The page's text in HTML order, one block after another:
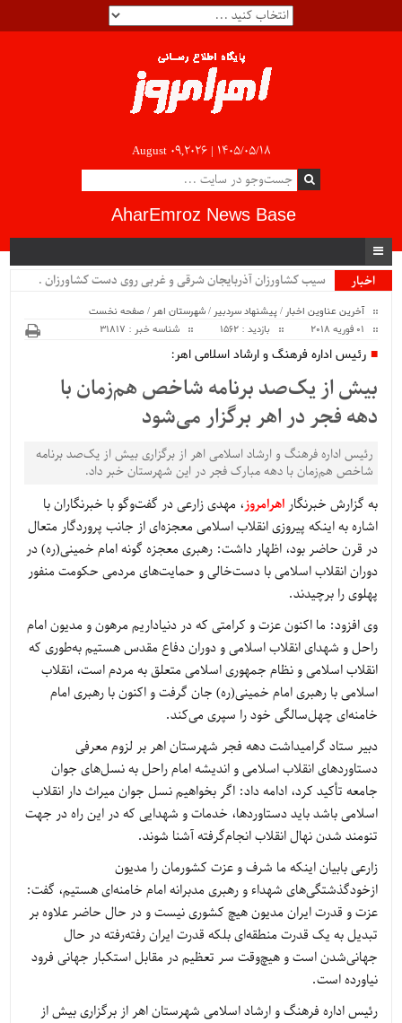
August 09,2026 | ۱۴۰۵/۰۵/۱۸
AharEmroz News Base
اخبار
سیب کشاورزان آذربایجان شرقی و غربی روی دست کشاورزان مان_
آخرین عناوین اخبار /پیشنهاد سردبیر /شهرستان اهر /صفحه نخست
بازدید : 1562 شناسه خبر : 31817
رئیس اداره فرهنگ و ارشاد اسلامی اهر:
بیش از یک‌صد برنامه شاخص هم‌زمان با
دهه فجر در اهر برگزار می‌شود
رئیس اداره فرهنگ و ارشاد اسلامی اهر از برگزاری بیش از یک‌صد برنامه
شاخص هم‌زمان با دهه مبارک فجر در این شهرستان خبر داد.
به گزارش خبرنگاراهرامروز، مهدی زارعی در گفت‌وگو با خبرنگاران با
اشاره به اینکه پیروزی انقلاب اسلامی معجزه‌ای از جانب پروردگار متعال
در قرن حاضر بود، اظهار داشت: رهبری معجزه گونه امام خمینی(ره) در
دوران انقلاب اسلامی با دست‌خالی و حمایت‌های مردمی حکومت منفور
پهلوی را برچیدند.
وی افزود: ما اکنون عزت و کرامتی که در دنیاداریم مرهون و مدیون امام
راحل و شهدای انقلاب اسلامی و دوران دفاع مقدس هستیم به‌طوری که
انقلاب اسلامی و نظام جمهوری اسلامی متعلق به مردم است، انقلاب
اسلامی با رهبری امام خمینی(ره) جان گرفت و اکنون با رهبری امام
خامنه‌ای چهل‌سالگی خود را سپری می‌کند.
دبیر ستاد گرامیداشت دهه فجر شهرستان اهر بر لزوم معرفی
دستاوردهای انقلاب اسلامی و اندیشه امام راحل به نسل‌های جوان
جامعه تأکید کرد، ادامه داد: اگر بخواهیم نسل جوان میراث دار انقلاب
اسلامی باشد باید دستاوردها، خدمات و شهدایی که در این راه در جهت
تنومند شدن نهال انقلاب انجام‌گرفته آشنا شوند.
زارعی بابیان اینکه ما شرف و عزت کشورمان را مدیون
ازخودگذشتگی‌های شهداء و رهبری مدبرانه امام خامنه‌ای هستیم، گفت:
عزت و قدرت ایران مدیون هیچ کشوری نیست و در حال حاضر علاوه بر
تبدیل به یک قدرت منطقه‌ای بلکه قدرت ایران رفته‌رفته در حال
جهانی‌شدن است و هیچ‌وقت سر تعظیم در مقابل استکبار جهانی فرود
نیاورده است.
رئیس اداره فرهنگ و ارشاد اسلامی شهرستان اهر از برگزاری بیش از